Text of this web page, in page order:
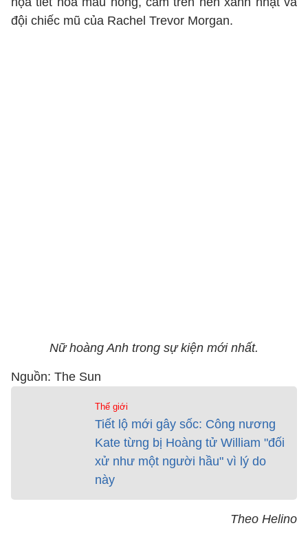
đội chiếc mũ của Rachel Trevor Morgan.
Nữ hoàng Anh trong sự kiện mới nhất.
Nguồn: The Sun
Thế giới
Tiết lộ mới gây sốc: Công nương
Kate từng bị Hoàng tử William "đối
xử như một người hầu" vì lý do
này
Theo Helino